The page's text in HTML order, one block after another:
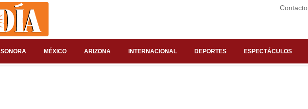
Contacto
SONORA MÉXICO ARIZONA INTERNACIONAL DEPORTES ESPECTÁCULOS